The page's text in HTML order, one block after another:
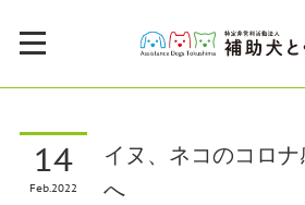
14
Feb2022
イヌ、ネコのコロ
へ